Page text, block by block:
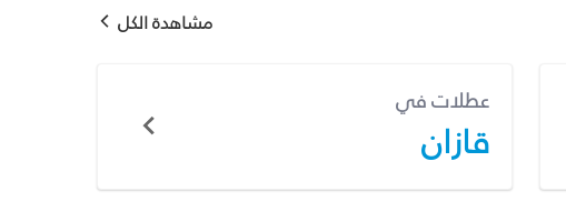
مشاهدة الكل
عطلات في
قازان